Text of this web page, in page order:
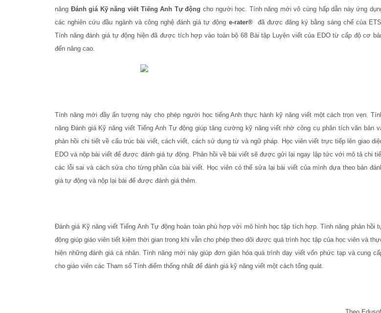
năng Đánh giá Kỹ năng viết Tiếng Anh Tự động cho người học. Tính năng mới vô cùng hấp dẫn này ứng
các nghiên cứu đầu ngành và công nghệ đánh giá tự động e-rater®đã được đăng ký bằng sáng chế của
Tính năng đánh giá tự động hiện đã được tích hợp vào toàn bộ 68 Bài tập Luyện viết của EDO từ cấp độ cơ
đến nâng cao.
Tính năng mới đầy ấn tượng này cho phép người học tiếng Anh thực hành kỹ năng viết một cách trọn vẹn.
năng Đánh giá Kỹ năng viết Tiếng Anh Tự động giúp tăng cường kỹ năng viết nhờ công cụ phân tích văn bản
phản hồi chi tiết về cấu trúc bài viết, cách viết, cách sử dụng từ và ngữ pháp. Học viên viết trực tiếp lên giao
EDO và nộp bài viết để được đánh giá tự động. Phản hồi về bài viết sẽ được gửi lại ngay lập tức với mô tả chi
các lỗi sai và cách sửa cho từng phần của bài viết. Học viên có thể sửa lại bài viết của mình dựa theo bản
giá tự động và nộp lại bài để được đánh giá thêm.
Đánh giá Kỹ năng viết Tiếng Anh Tự động hoàn toàn phù hợp với mô hình học tập tích hợp. Tính năng phản hồi
động giúp giáo viên tiết kiệm thời gian trong khi vẫn cho phép theo dõi được quá trình học tập của học viên và
hiện những đánh giá cá nhân. Tính năng mới này giúp đơn giản hóa quá trình dạy viết vốn phức tạp và cung
cho giáo viên các Tham số Tính điểm thống nhất để đánh giá kỹ năng viết một cách tổng quát.